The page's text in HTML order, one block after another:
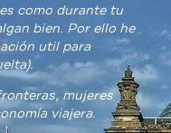
como durante tu
bien. Por ello he
util para
mujeres
viajera.